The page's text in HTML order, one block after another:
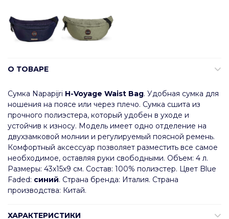
О ТОВАРЕ
Сумка Napapijri H-Voyage Waist Bag. Удобная сумка для
ношения на поясе или через плечо. Сумка сшита из
прочного полиэстера, который удобен в уходе и
устойчив к износу. Модель имеет одно отделение на
двухзамковой молнии и регулируемый поясной ремень.
Комфортный аксессуар позволяет разместить все самое
необходимое, оставляя руки свободными. Объем: 4 л.
Размеры: 43х15х9 см. Состав: 100% полиэстер. Цвет Blue
Faded: синий. Страна бренда: Италия. Страна
производства: Китай.
ХАРАКТЕРИСТИКИ